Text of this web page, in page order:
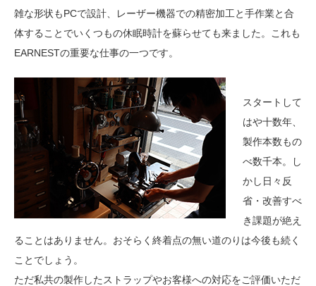
雑な形状もPCで設計、レーザー機器での精密加工と手作業と合
体することでいくつもの休眠時計を蘇らせても来ました。これも
EARNESTの重要な仕事の一つです。
スタートして
はや十数年、
製作本数もの
べ数千本。し
かし日々反
省・改善すべ
き課題が絶え
ることはありません。おそらく終着点の無い道のりは今後も続く
ことでしょう。
ただ私共の製作したストラップやお客様への対応をご評価いただ